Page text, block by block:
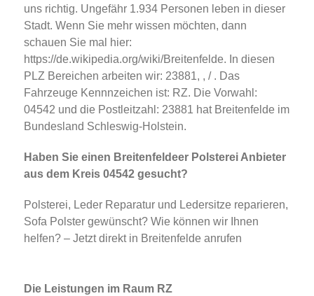
uns richtig. Ungefähr 1.934 Personen leben in dieser
Stadt. Wenn Sie mehr wissen möchten, dann
schauen Sie mal hier:
https://de.wikipedia.org/wiki/Breitenfelde. In diesen
PLZ Bereichen arbeiten wir: 23881, , / . Das
Fahrzeuge Kennnzeichen ist: RZ. Die Vorwahl:
04542 und die Postleitzahl: 23881 hat Breitenfelde im
Bundesland Schleswig-Holstein.
Haben Sie einen Breitenfeldeer Polsterei Anbieter
aus dem Kreis 04542 gesucht?
Polsterei, Leder Reparatur und Ledersitze reparieren,
Sofa Polster gewünscht? Wie können wir Ihnen
helfen? – Jetzt direkt in Breitenfelde anrufen
Die Leistungen im Raum RZ